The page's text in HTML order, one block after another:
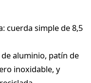
cuerda simple de 8,5
aluminio, patín de
inoxidable, y